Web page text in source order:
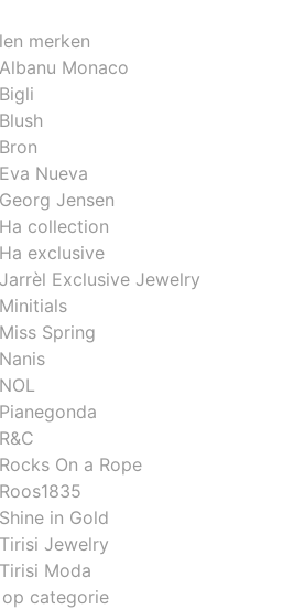
merken
Albanu Monaco
Bigli
Blush
Bron
Eva Nueva
Georg Jensen
Ha collection
Ha exclusive
Jarrèl Exclusive Jewelry
Minitials
Miss Spring
Nanis
NOL
Pianegonda
R&C
Rocks On a Rope
Roos1835
Shine in Gold
Tirisi Jewelry
Tirisi Moda
categorie